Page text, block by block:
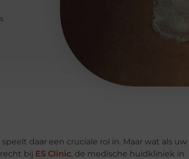
daar een cruciale rol in. Maar wat als uw
bij ES Clinic, de medische huidkliniek in